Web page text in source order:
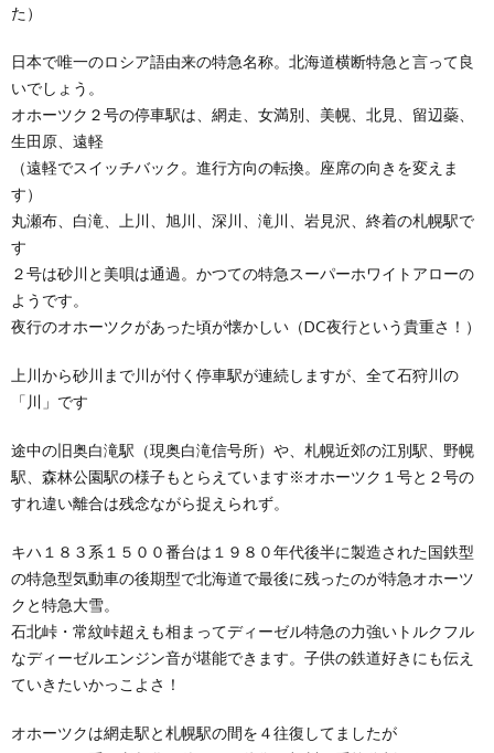
た）
日本で唯一のロシア語由来の特急名称。北海道横断特急と言って良
いでしょう。
オホーツク２号の停車駅は、網走、女満別、美幌、北見、留辺蘂、
生田原、遠軽
（遠軽でスイッチバック。進行方向の転換。座席の向きを変えま
す）
丸瀬布、白滝、上川、旭川、深川、滝川、岩見沢、終着の札幌駅で
す
２号は砂川と美唄は通過。かつての特急スーパーホワイトアローの
ようです。
夜行のオホーツクがあった頃が懐かしい（DC夜行という貴重さ！）
上川から砂川まで川が付く停車駅が連続しますが、全て石狩川の
「川」です
途中の旧奥白滝駅（現奥白滝信号所）や、札幌近郊の江別駅、野幌
駅、森林公園駅の様子もとらえています※オホーツク１号と２号の
すれ違い離合は残念ながら捉えられず。
キハ１８３系１５００番台は１９８０年代後半に製造された国鉄型
の特急型気動車の後期型で北海道で最後に残ったのが特急オホーツ
クと特急大雪。
石北峠・常紋峠超えも相まってディーゼル特急の力強いトルクフル
なディーゼルエンジン音が堪能できます。子供の鉄道好きにも伝え
ていきたいかっこよさ！
オホーツクは網走駅と札幌駅の間を４往復してましたが